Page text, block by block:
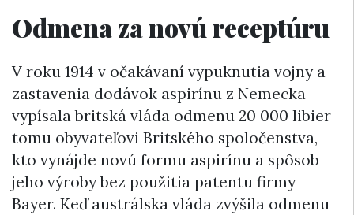
Odmena za novú receptúru
V roku 1914 v očakávaní vypuknutia vojny a
zastavenia dodávok aspirínu z Nemecka
vypísala britská vláda odmenu 20 000 libier
tomu obyvateľovi Britského spoločenstva,
kto vynájde novú formu aspirínu a spôsob
jeho výroby bez použitia patentu firmy
Bayer. Keď austrálska vláda zvýšila odmenu